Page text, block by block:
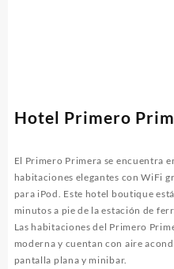
Hotel Primero
El Primero Primera se encuentra
habitaciones elegantes con WiFi
para iPod. Este hotel boutique
minutos a pie de la estación de
Las habitaciones del Primero
moderna y cuentan con aire
pantalla plana y minibar.